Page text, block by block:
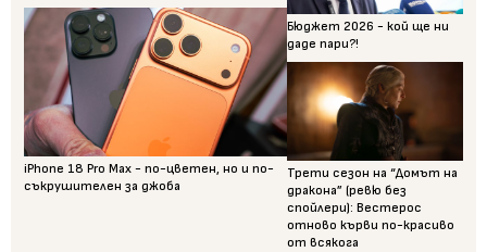
iPhone 18 Pro Max - по-цветен, но и по-
съкрушителен за джоба
Бюджет 2026 - кой ще ни
даде пари?!
Трети сезон на “Домът на
дракона” (ревю без
спойлери): Вестерос
отново кърви по-красиво
от всякога